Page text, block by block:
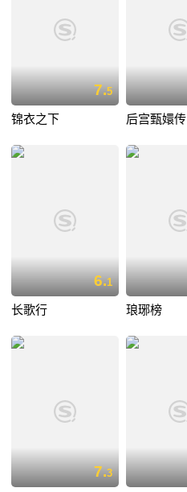
7.5
锦衣之下 后宫甄嬛传
6.1
长歌行 琅琊榜
7.3